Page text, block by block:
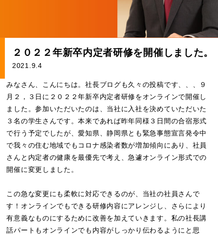
２０２２年新卒内定者研修を開催しました。
2021.9.4
みなさん、こんにちは。社長ブログも久々の投稿です、、、９
月２，３日に２０２２年新卒内定者研修をオンラインで開催し
ました。参加いただいたのは、当社に入社を決めていただいた
３名の学生さんです。本来であれば昨年同様３日間の合宿形式
で行う予定でしたが、愛知県、静岡県とも緊急事態宣言発令中
で我々の住む地域でもコロナ感染者数が増加傾向にあり、社員
さんと内定者の健康を最優先で考え、急遽オンライン形式での
開催に変更しました。
この急な変更にも柔軟に対応できるのが、当社の社員さんで
す！オンラインでもできる研修内容にアレンジし、さらにより
有意義なものにするために改善を加えていきます。私の社長講
話パートもオンラインでも内容がしっかり伝わるようにと思